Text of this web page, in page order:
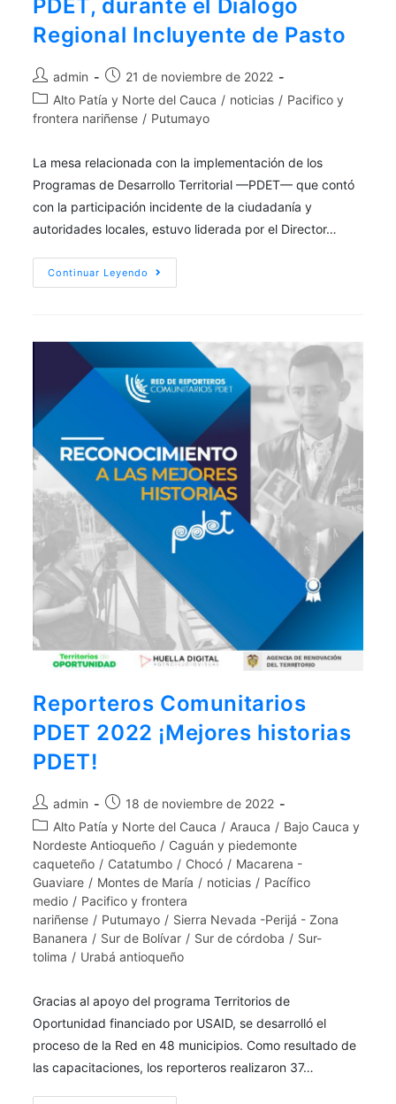
PDET, durante el Diálogo
Regional Incluyente de Pasto
admin
21 de noviembre de 2022
Alto Patía y Norte del Cauca / noticias / Pacifico y
frontera nariñense / Putumayo
La mesa relacionada con la implementación de los
Programas de Desarrollo Territorial —PDET— que contó
con la participación incidente de la ciudadanía y
autoridades locales, estuvo liderada por el Director…
Continuar Leyendo
Reporteros Comunitarios
PDET 2022 ¡Mejores historias
PDET!
admin
18 de noviembre de 2022
Alto Patía y Norte del Cauca / Arauca / Bajo Cauca y
Nordeste Antioqueño / Caguán y piedemonte
caqueteño / Catatumbo / Chocó / Macarena -
Guaviare / Montes de María / noticias / Pacífico
medio / Pacifico y frontera
nariñense / Putumayo / Sierra Nevada -Perijá - Zona
Bananera / Sur de Bolívar / Sur de córdoba / Sur-
tolima / Urabá antioqueño
Gracias al apoyo del programa Territorios de
Oportunidad financiado por USAID, se desarrolló el
proceso de la Red en 48 municipios. Como resultado de
las capacitaciones, los reporteros realizaron 37…